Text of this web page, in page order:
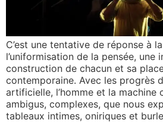
C’est une tentative de réponse à
l’uniformisation de la pensée, une
construction de chacun et sa
contemporaine. Avec les progrès
artificielle, l’homme et la machine
ambigus, complexes, que nous
tableaux intimes, oniriques et